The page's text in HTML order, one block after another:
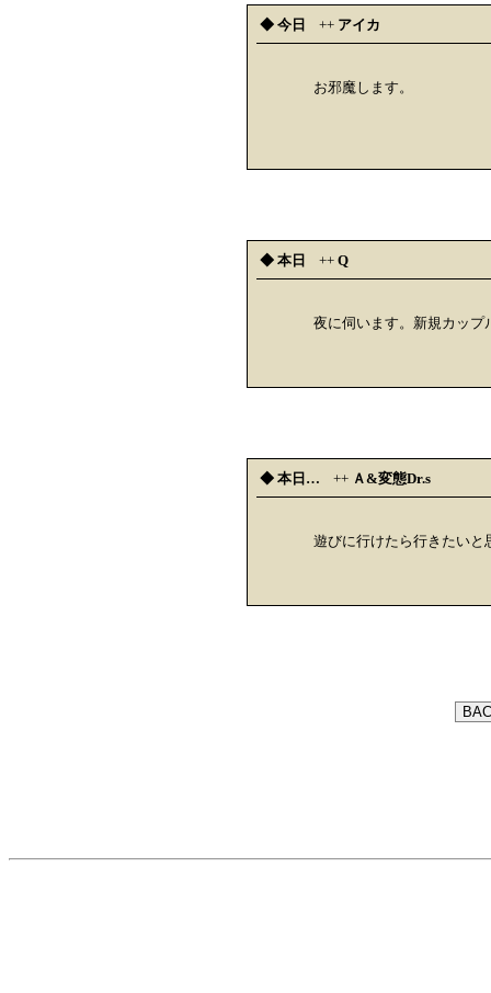
◆ 今日 ++ アイカ
お邪魔します。
◆ 本日 ++ Q
夜に伺います。新規カップ
◆ 本日… ++ Ａ&変態Dr.s
遊びに行けたら行きたい